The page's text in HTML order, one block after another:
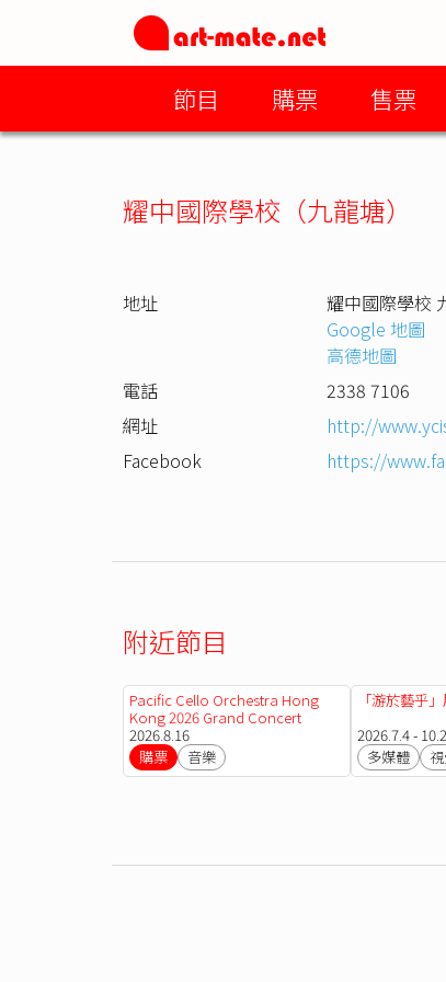
節目 購票 售票
耀中國際學校（九龍塘）
地址
耀中國際學校
Google 地圖
高德地圖
電話
2338 7106
網址
http://
Facebook
https://
附近節目
Pacific Cello Orchestra Hong
Kong 2026 Grand Concert
2026.8.16
購票
音樂
「游於藝乎
2026.7.4 -
多媒體